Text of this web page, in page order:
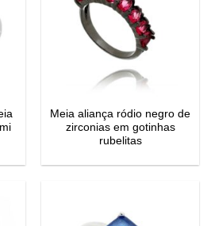
Meia aliança ródio negro de
zirconias em gotinhas
rubelitas